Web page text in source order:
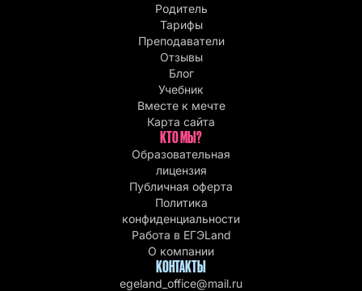
Родитель
Тарифы
Преподаватели
Отзывы
Блог
Учебник
Вместе к мечте
Карта сайта
КТО МЫ?
Образовательная
лицензия
Публичная оферта
Политика
конфиденциальности
Работа в EГЭLand
О компании
КОНТАКТЫ
egeland_office@mail.ru